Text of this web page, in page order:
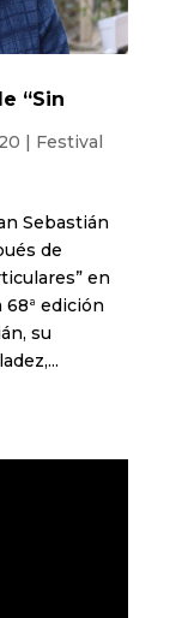
“Sin
| Festival
Sebastián
de
en
edición
su